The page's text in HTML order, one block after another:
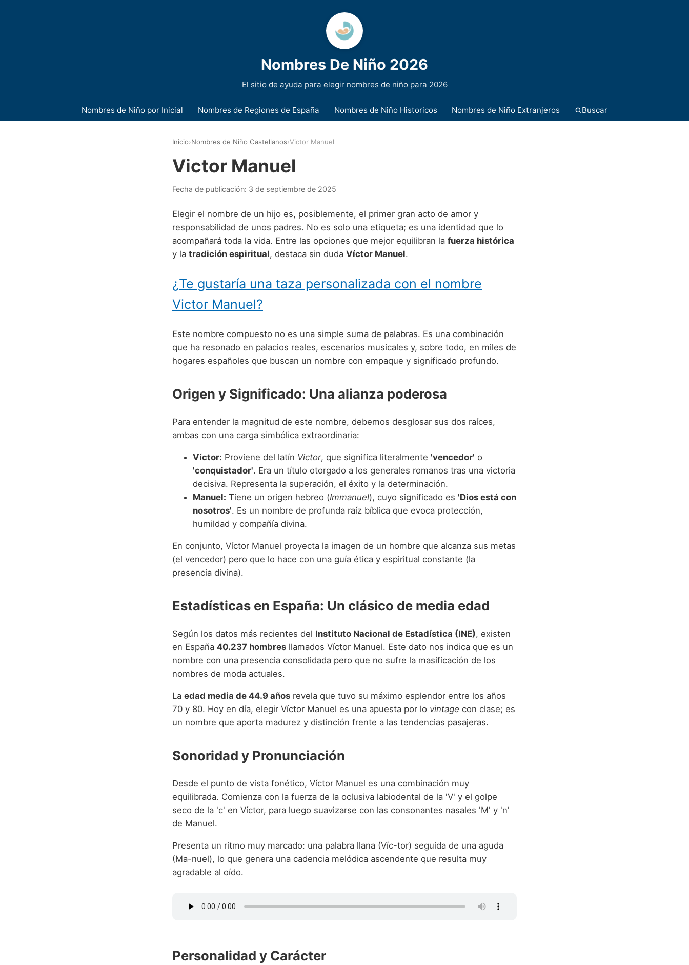
Nombres De Niño 2026
El sitio de ayuda para elegir nombres de niño para 2026
Nombres de Niño por Inicial Nombres de Regiones de España Nombres de Niño Historicos Nombres de Niño Extranjeros Buscar
Inicio›Nombres de Niño Castellanos›Victor Manuel
Victor Manuel
Fecha de publicación: 3 de septiembre de 2025
Elegir el nombre de un hijo es, posiblemente, el primer gran acto de amor y
responsabilidad de unos padres. No es solo una etiqueta; es una identidad que lo
acompañará toda la vida. Entre las opciones que mejor equilibran la fuerza histórica
y la tradición espiritual, destaca sin duda Víctor Manuel.
¿Te gustaría una taza personalizada con el nombre
Victor Manuel?
Este nombre compuesto no es una simple suma de palabras. Es una combinación
que ha resonado en palacios reales, escenarios musicales y, sobre todo, en miles de
hogares españoles que buscan un nombre con empaque y significado profundo.
Origen y Significado: Una alianza poderosa
Para entender la magnitud de este nombre, debemos desglosar sus dos raíces,
ambas con una carga simbólica extraordinaria:
Víctor: Proviene del latín Victor, que significa literalmente 'vencedor' o
'conquistador'. Era un título otorgado a los generales romanos tras una victoria
decisiva. Representa la superación, el éxito y la determinación.
Manuel: Tiene un origen hebreo (Immanuel), cuyo significado es 'Dios está con
nosotros'. Es un nombre de profunda raíz bíblica que evoca protección,
humildad y compañía divina.
En conjunto, Víctor Manuel proyecta la imagen de un hombre que alcanza sus metas
(el vencedor) pero que lo hace con una guía ética y espiritual constante (la
presencia divina).
Estadísticas en España: Un clásico de media edad
Según los datos más recientes del Instituto Nacional de Estadística (INE), existen
en España 40.237 hombres llamados Víctor Manuel. Este dato nos indica que es un
nombre con una presencia consolidada pero que no sufre la masificación de los
nombres de moda actuales.
La edad media de 44.9 años revela que tuvo su máximo esplendor entre los años
70 y 80. Hoy en día, elegir Víctor Manuel es una apuesta por lo vintage con clase; es
un nombre que aporta madurez y distinción frente a las tendencias pasajeras.
Sonoridad y Pronunciación
Desde el punto de vista fonético, Víctor Manuel es una combinación muy
equilibrada. Comienza con la fuerza de la oclusiva labiodental de la 'V' y el golpe
seco de la 'c' en Víctor, para luego suavizarse con las consonantes nasales 'M' y 'n'
de Manuel.
Presenta un ritmo muy marcado: una palabra llana (Víc-tor) seguida de una aguda
(Ma-nuel), lo que genera una cadencia melódica ascendente que resulta muy
agradable al oído.
Personalidad y Carácter